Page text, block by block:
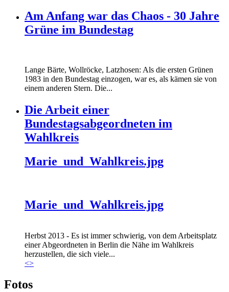
Am Anfang war das Chaos - 30 Jahre
Grüne im Bundestag
Lange Bärte, Wollröcke, Latzhosen: Als die ersten Grünen
1983 in den Bundestag einzogen, war es, als kämen sie von
einem anderen Stern. Die...
Die Arbeit einer
Bundestagsabgeordneten im
Wahlkreis
Marie_und_Wahlkreis.jpg
Marie_und_Wahlkreis.jpg
Herbst 2013 - Es ist immer schwierig, von dem Arbeitsplatz
einer Abgeordneten in Berlin die Nähe im Wahlkreis
herzustellen, die sich viele...
<>
Fotos